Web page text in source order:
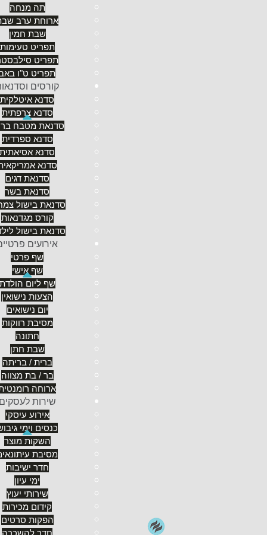
תה מנחה
ארוחת ערב
שבת חמין
תפריט טעימות
תפריט
תפריט ט"ו באב
קורסים
סדנא איטלקית
סדנא צרפתית
סדנאת מטבח
סדנא ספרדית
סדנא אסיאתית
סדנא
סדנאת דגים
סדנאת בשר
סדנאת בישול
קורס מגדנאות
סדנאת בישול
אירועים
שף פרטי
שף אישי
שף ליום הולדת
הצעות נישואין
יום נישואים
מסיבת רווקות
חתונה
שבת חתן
ברית / בריתה
בר / בת מצווה
ארוחה
שירות לעסקים
אירוע עיסקי
כנסים וימי
השקות מוצר
מסיבת
חדר ישיבות
ימי עיון
שירותי יעוץ
קידום מכירות
הפקות סרטים
חדר להשכרה
כמו בחזונו הציוני של הרצל (כאן בשירה ההיטולי של
ארז שטרן שמנו לנו למטרה את החזון שלנו המבוסס
פרטי. כאשר במקור רציתי לשבור מוסכמות ובשימת
הנישה הזו כאפשרות לספק ארוחות גורמה למספר
ולגבי עיצוב האווירה הייחודית, השונה מהמקובל
להגשים כל פנטזיה ולמלאה בתוכן המתאים."
האירוח מאפשר לשף לתת יחס חם, אישי ופרטני,
הרגשה ביתית ללקוחות, ומקפיד על הכנסת אורחים
ללקוח מתחילות כבר בשיחה הטלפונית שבה
אצל השף ארז שטרן לא סועדים כדי להיראות, וגם לא
כוללת, מאינטימיות, ממבחר מנות השף וממגוון
בפרטיות מלאה. כאשר התגבש הרעיון, המטרה הייתה
רבדים שונים של אווירה ועיצוב, של מזון מיוחד ושל יחס
השף ארז שטרן מזמין אתכם לבקרו, ולחלוק עמו את
. שבו בנחת ושכחו את טרדות היומיום.
מגוונים (חלקם תוכלו לראות דרך המלצותיו בעמוד
במינו של חוויה גסטרונומית מושלמת.
להבנה בין אנשים וכמטרה לפתח את הדימיון המודרך
בעוד שג'אק וואלש מצוטט אומר: "חזון ללא ביצוע הוא רק
יחדיו יכולים לשנות את העולם".